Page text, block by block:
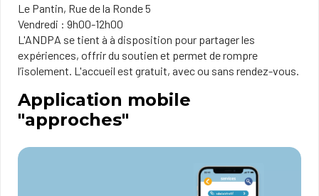
Le Pantin, Rue de la Ronde 5
Vendredi : 9h00-12h00
L'ANDPA se tient à à disposition pour partager les
expériences, offrir du soutien et permet de rompre
l’isolement. L'accueil est gratuit, avec ou sans rendez-vous.
Application mobile
"approches"